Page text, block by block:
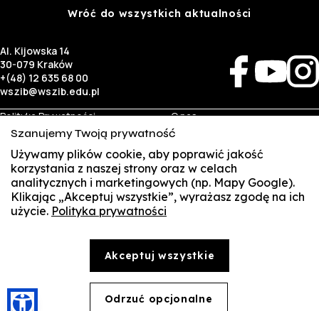
Wróć do wszystkich aktualności
Al. Kijowska 14
30-079 Kraków
+(48) 12 635 68 00
wszib@wszib.edu.pl
Polityka Prywatności
RODO
Identyfikacja wizualna
O nas
Rekrutacja
Studia
Kontakt
Biznes
Wynajem sal
Targi pracy
Student
Multis Multum
Treści zawarte na stronie www.wszib.edu.pl oraz jej podstronach stanowią, o ile nie wskazano
części: kopiowania, reprodukowania, modyfikowania, dystrybuowania, publikowania,
wyświetlania, utrwalania oraz wykorzystywania w jakiejkolwiek innej formie. Ograniczenia
powyższe nie dotyczą dozwolonego użytku osobistego.
Szanujemy Twoją prywatność
Używamy plików cookie, aby poprawić jakość
korzystania z naszej strony oraz w celach
analitycznych i marketingowych (np. Mapy Google).
Klikając „Akceptuj wszystkie”, wyrażasz zgodę na ich
użycie. Polityka prywatności
Akceptuj wszystkie
Odrzuć opcjonalne